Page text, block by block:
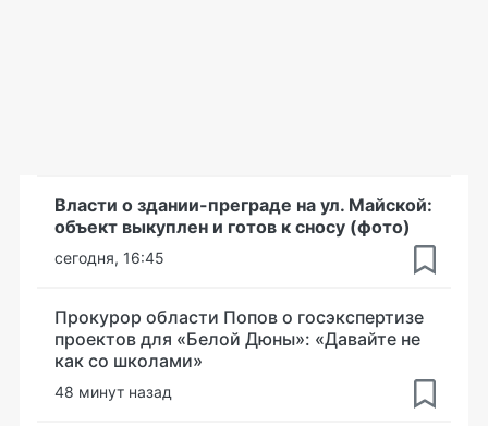
Власти о здании-преграде на ул. Майской:
объект выкуплен и готов к сносу (фото)
сегодня, 16:45
Прокурор области Попов о госэкспертизе
проектов для «Белой Дюны»: «Давайте не
как со школами»
48 минут назад